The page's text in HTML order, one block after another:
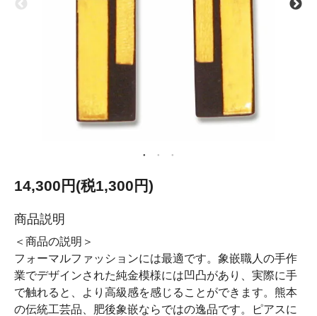
14,300円(税1,300円)
商品説明
＜商品の説明＞
フォーマルファッションには最適です。象嵌職人の手作
業でデザインされた純金模様には凹凸があり、実際に手
で触れると、より高級感を感じることができます。熊本
の伝統工芸品、肥後象嵌ならではの逸品です。ピアスに